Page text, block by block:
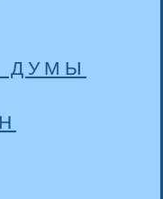
ДУМЫ